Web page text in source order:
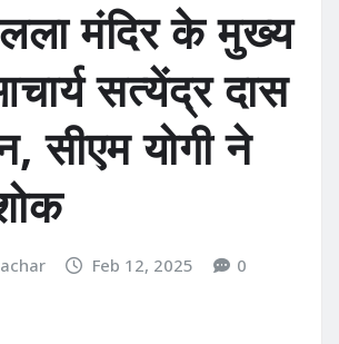
मंदिर के मुख्य
सत्येंद्र दास
सीएम योगी ने
Feb 12, 2025 0